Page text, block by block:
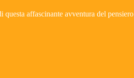
affascinante avventura del pensiero